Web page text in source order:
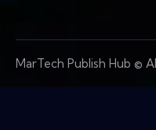
MarTech Publish Hub ©